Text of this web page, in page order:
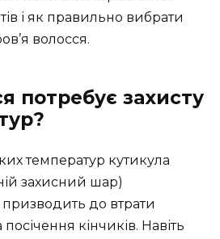
і як правильно вибрати
волосся.
потребує захисту
температур кутикула
захисний шар)
до втрати
кінчиків. Навіть